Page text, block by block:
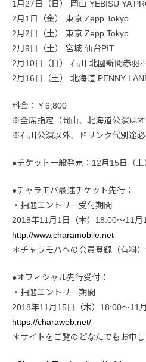
1月27日（日） 岡山 YEBISU YA
2月1日（金） 東京 Zepp Tokyo
2月2日（土） 東京 Zepp Tokyo
2月9日（土） 宮城 仙台PIT
2月10日（日） 石川 北國新聞赤羽
2月16日（土） 北海道 PENNY
料金：￥6,800
※全席指定（岡山、北海道公演はオ
※石川公演以外、ドリンク代別途
●チケット一般発売：12月15日（土
●チャラモバ最速チケット先行：
・抽選エントリー受付期間
2018年11月1日（木）18:00〜11月
http://www.charamobile.net
＊チャラモバへの会員登録（有料
●オフィシャル先行受付：
・抽選エントリー期間
2018年11月15日（木）18:00〜11
https://charaweb.net/
＊サイトをご覧のどなたでもお申